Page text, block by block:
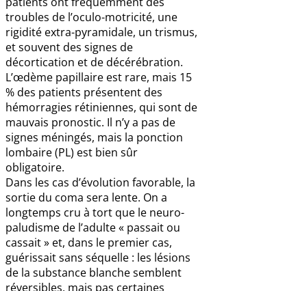
troubles de l’oculo-motricité, une
rigidité extra-pyramidale, un trismus,
et souvent des signes de
décortication et de décérébration.
L’œdème papillaire est rare, mais 15
% des patients présentent des
hémorragies rétiniennes, qui sont de
mauvais pronostic. Il n’y a pas de
signes méningés, mais la ponction
lombaire (PL) est bien sûr
obligatoire.
Dans les cas d’évolution favorable, la
sortie du coma sera lente. On a
longtemps cru à tort que le neuro-
paludisme de l’adulte « passait ou
cassait » et, dans le premier cas,
guérissait sans séquelle : les lésions
de la substance blanche semblent
réversibles, mais pas certaines